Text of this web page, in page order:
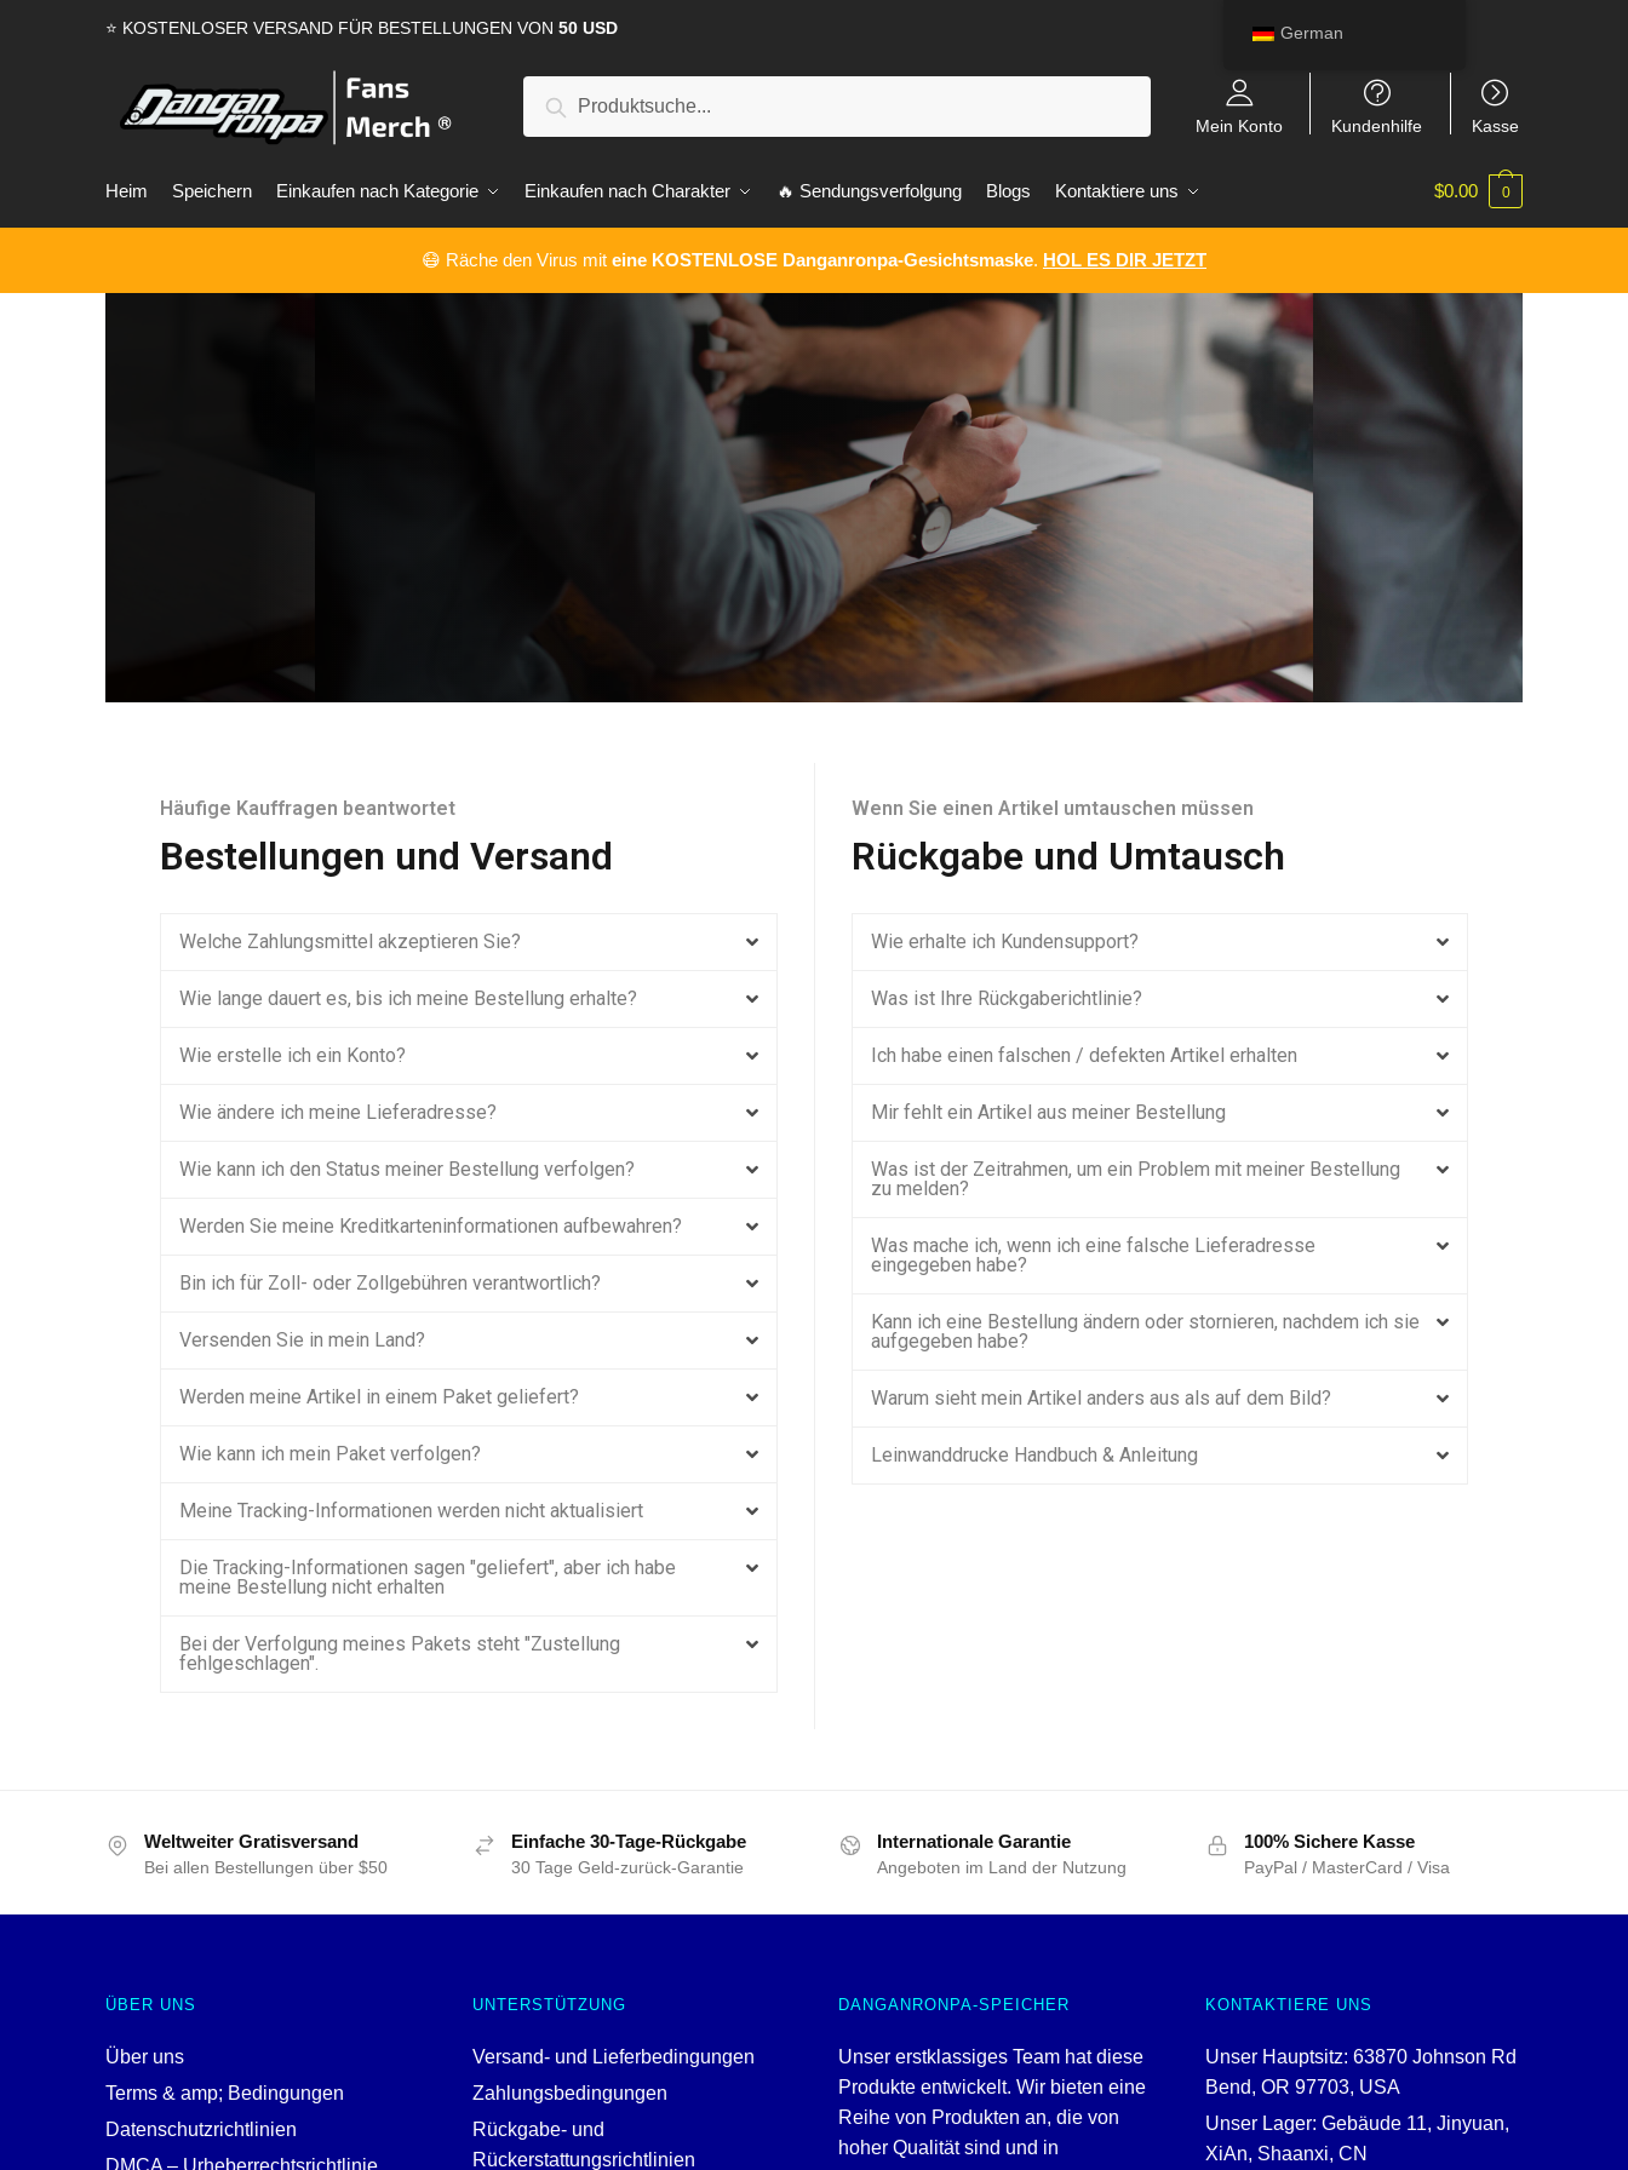
⭐ KOSTENLOSER VERSAND FÜR BESTELLUNGEN VON 50 USD
Suche
Mein Konto Kundenhilfe Kasse
Heim Speichern Einkaufen nach Kategorie Einkaufen nach Charakter 🔥 Sendungsverfolgung Blogs Kontaktiere uns $0.00 0
😷 Räche den Virus mit eine KOSTENLOSE Danganronpa-Gesichtsmaske. HOL ES DIR JETZT
Häufige Kauffragen beantwortet
Bestellungen und Versand
Welche Zahlungsmittel akzeptieren Sie?
Wie lange dauert es, bis ich meine Bestellung erhalte?
Wie erstelle ich ein Konto?
Wie ändere ich meine Lieferadresse?
Wie kann ich den Status meiner Bestellung verfolgen?
Werden Sie meine Kreditkarteninformationen aufbewahren?
Bin ich für Zoll- oder Zollgebühren verantwortlich?
Versenden Sie in mein Land?
Werden meine Artikel in einem Paket geliefert?
Wie kann ich mein Paket verfolgen?
Meine Tracking-Informationen werden nicht aktualisiert
Die Tracking-Informationen sagen "geliefert", aber ich habe
meine Bestellung nicht erhalten
Bei der Verfolgung meines Pakets steht "Zustellung
fehlgeschlagen".
Wenn Sie einen Artikel umtauschen müssen
Rückgabe und Umtausch
Wie erhalte ich Kundensupport?
Was ist Ihre Rückgaberichtlinie?
Ich habe einen falschen / defekten Artikel erhalten
Mir fehlt ein Artikel aus meiner Bestellung
Was ist der Zeitrahmen, um ein Problem mit meiner Bestellung
zu melden?
Was mache ich, wenn ich eine falsche Lieferadresse
eingegeben habe?
Kann ich eine Bestellung ändern oder stornieren, nachdem ich sie
aufgegeben habe?
Warum sieht mein Artikel anders aus als auf dem Bild?
Leinwanddrucke Handbuch & Anleitung
Weltweiter Gratisversand
Bei allen Bestellungen über $50
Einfache 30-Tage-Rückgabe
30 Tage Geld-zurück-Garantie
Internationale Garantie
Angeboten im Land der Nutzung
100% Sichere Kasse
PayPal / MasterCard / Visa
ÜBER UNS
Über uns
Terms & amp; Bedingungen
Datenschutzrichtlinien
DMCA – Urheberrechtsrichtlinie
UNTERSTÜTZUNG
Versand- und Lieferbedingungen
Zahlungsbedingungen
Rückgabe- und
Rückerstattungsrichtlinien
DANGANRONPA-SPEICHER
Unser erstklassiges Team hat diese
Produkte entwickelt. Wir bieten eine
Reihe von Produkten an, die von
hoher Qualität sind und in
KONTAKTIERE UNS
Unser Hauptsitz: 63870 Johnson Rd
Bend, OR 97703, USA
Unser Lager: Gebäude 11, Jinyuan,
XiAn, Shaanxi, CN
German